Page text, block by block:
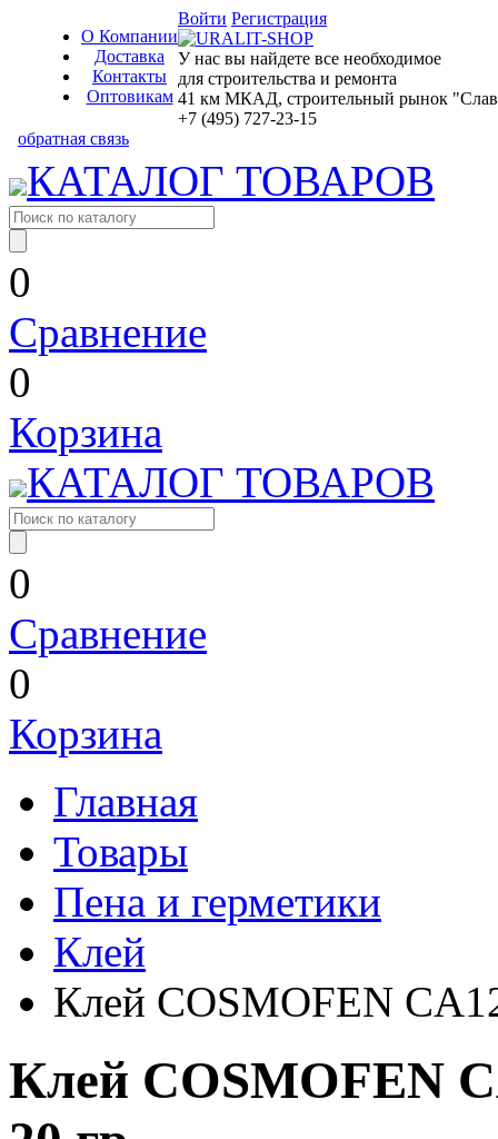
О Компании
Доставка
Контакты
Оптовикам
Войти Регистрация
У нас вы найдете все необходимое
для строительства и ремонта
41 км МКАД, строительный рынок
+7 (495) 727-23-15
обратная связь
КАТАЛОГ ТОВАРОВ
0
Сравнение
0
Корзина
КАТАЛОГ ТОВАРОВ
0
Сравнение
0
Корзина
Главная
Товары
Пена и герметики
Клей
Клей COSMOFEN
Клей COSMOFEN